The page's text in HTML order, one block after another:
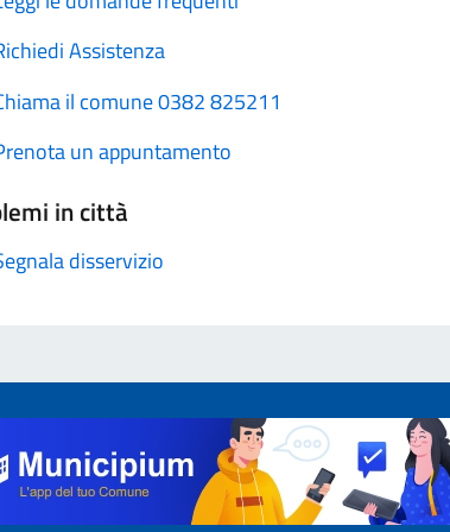
Assistenza
il comune 0382 825211
un appuntamento
in città
disservizio